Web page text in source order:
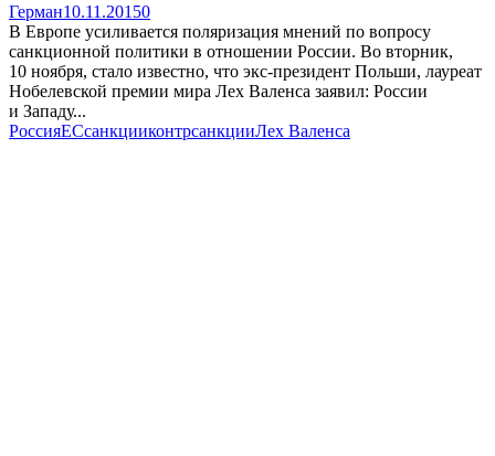
Герман10.11.20150
В Европе усиливается поляризация мнений по вопросу
санкционной политики в отношении России. Во вторник,
10 ноября, стало известно, что экс-президент Польши, лауреат
Нобелевской премии мира Лех Валенса заявил: России
и Западу...
РоссияЕСсанкцииконтрсанкцииЛех Валенса